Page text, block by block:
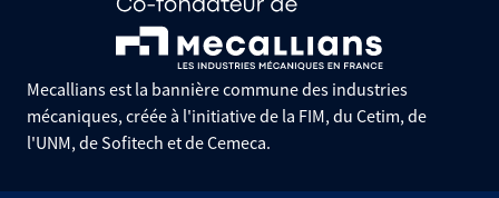
Mecallians est la bannière commune des industries
mécaniques, créée à l'initiative de la FIM, du Cetim, de
l'UNM, de Sofitech et de Cemeca.